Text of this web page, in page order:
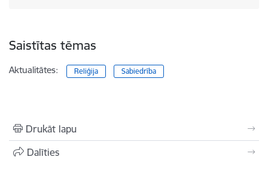
Saistītas tēmas
Aktualitātes: Reliģija Sabiedrība
Drukāt lapu
Dalīties